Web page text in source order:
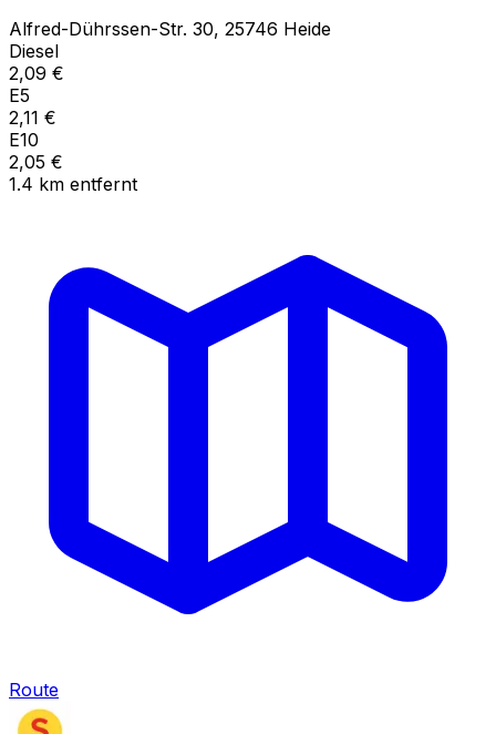
Alfred-Dührssen-Str. 30, 25746 Heide
Diesel
2,09 €
E5
2,11 €
E10
2,05 €
1.4 km entfernt
Route